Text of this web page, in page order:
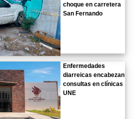
choque en carretera
San Fernando
Enfermedades
diarreicas encabezan
consultas en clínicas
UNE